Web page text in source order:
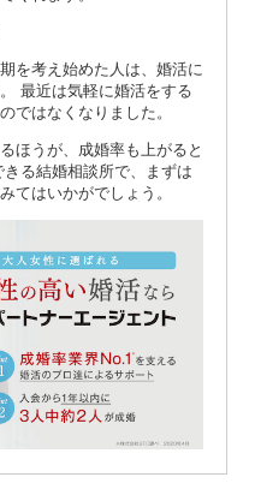
を考え始めた人は、婚活に
最近は気軽に婚活をする
ではなくなりました。
ほうが、成婚率も上がると
る結婚相談所で、まずは
てはいかがでしょう。